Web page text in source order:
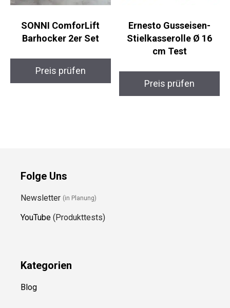
SONNI ComforLift
Barhocker 2er Set
Preis prüfen
Ernesto Gusseisen-
Stielkasserolle Ø 16
cm Test
Preis prüfen
Folge Uns
Newsletter (in Planung)
YouTube (Produkttests)
Kategorien
Blog